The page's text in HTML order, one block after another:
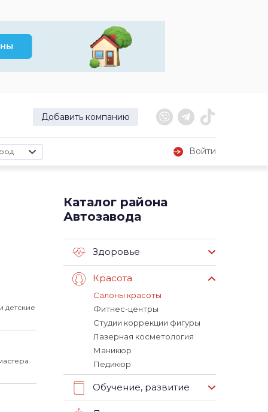
Добавить компанию
Войти
детские
Каталог района
Автозавода
Здоровье
Красота
Салоны красоты
Фитнес-центры
Студии коррекции фигуры
Лазерная косметология
Маникюр
Педикюр
Обучение, развитие